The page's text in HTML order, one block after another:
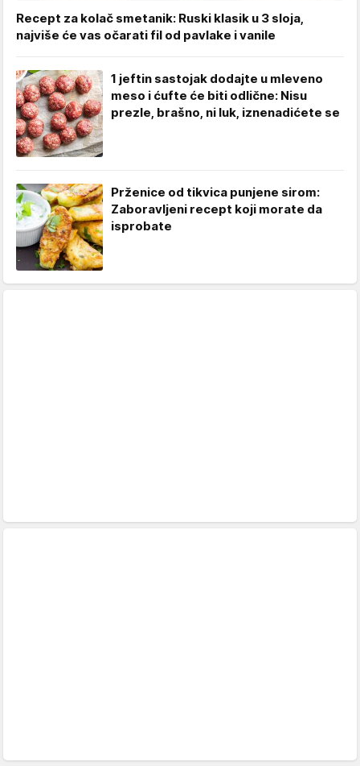
Recept za kolač smetanik: Ruski klasik u 3 sloja,
najviše će vas očarati fil od pavlake i vanile
1 jeftin sastojak dodajte u mleveno
meso i ćufte će biti odlične: Nisu
prezle, brašno, ni luk, iznenadićete se
Prženice od tikvica punjene sirom:
Zaboravljeni recept koji morate da
isprobate